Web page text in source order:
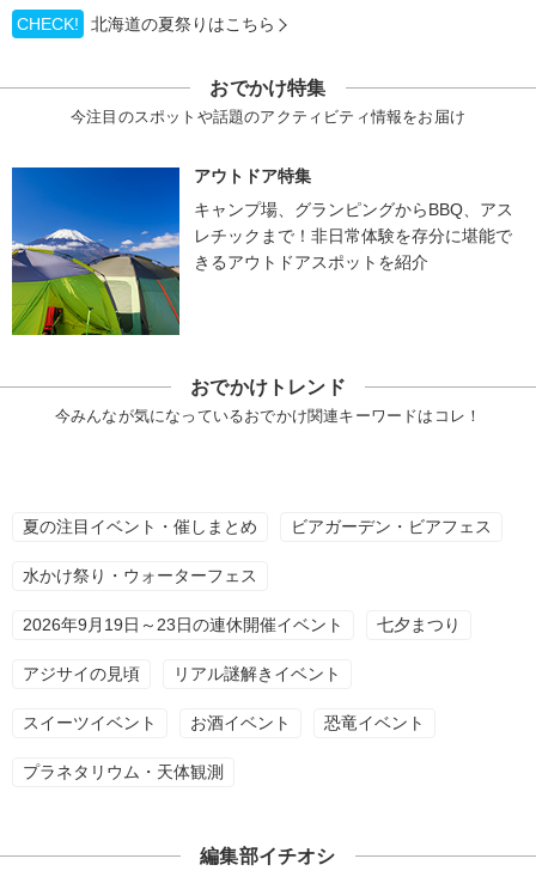
CHECK! 北海道の夏祭りはこちら
おでかけ特集
今注目のスポットや話題のアクティビティ情報をお届け
アウトドア特集
キャンプ場、グランピングからBBQ、アス
レチックまで！非日常体験を存分に堪能で
きるアウトドアスポットを紹介
おでかけトレンド
今みんなが気になっているおでかけ関連キーワードはコレ！
夏の注目イベント・催しまとめ ビアガーデン・ビアフェス
水かけ祭り・ウォーターフェス
2026年9月19日～23日の連休開催イベント 七夕まつり
アジサイの見頃 リアル謎解きイベント
スイーツイベント お酒イベント 恐竜イベント
プラネタリウム・天体観測
編集部イチオシ